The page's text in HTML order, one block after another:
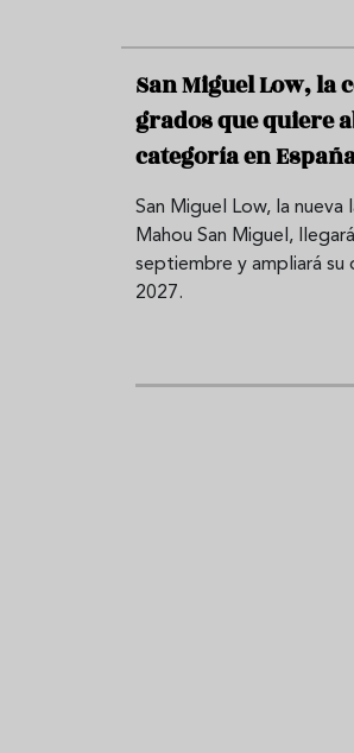
San Miguel Low, la
grados que quiere
categoría en
San Miguel Low, la
Mahou San Miguel,
septiembre y ampliará su
2027.